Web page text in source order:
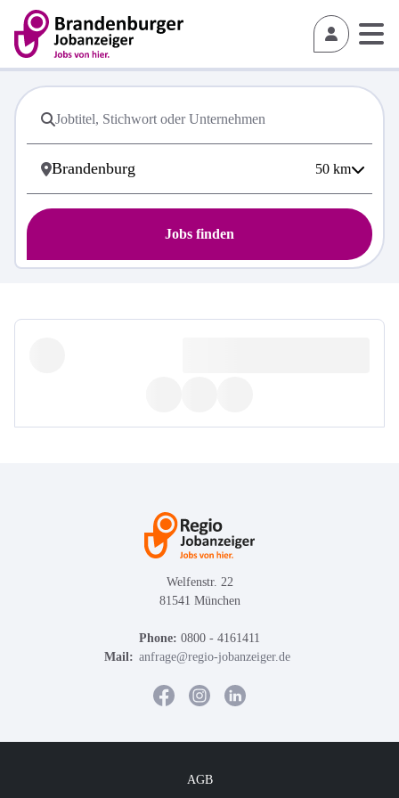
50 km
Jobs finden
Welfenstr. 22
81541 München
Phone: 0800 - 4161411
Mail: anfrage@regio-jobanzeiger.de
AGB